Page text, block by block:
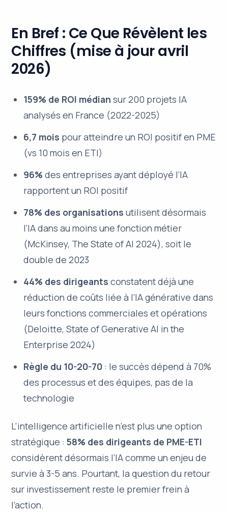
En Bref : Ce Que Révèlent les
Chiffres (mise à jour avril
2026)
159% de ROI médian sur 200 projets IA
analysés en France (2022-2025)
6,7 mois pour atteindre un ROI positif en PME
(vs 10 mois en ETI)
96% des entreprises ayant déployé l’IA
rapportent un ROI positif
78% des organisations utilisent désormais
l’IA dans au moins une fonction métier
(McKinsey, The State of AI 2024), soit le
double de 2023
44% des dirigeants constatent déjà une
réduction de coûts liée à l’IA générative dans
leurs fonctions commerciales et opérations
(Deloitte,State of Generative AI in the
Enterprise 2024)
Règle du 10-20-70 : le succès dépend à 70%
des processus et des équipes, pas de la
technologie
L’intelligence artificielle n’est plus une option
stratégique :58% des dirigeants de PME-ETI
considèrent désormais l’IA comme un enjeu de
survie à 3-5 ans. Pourtant, la question du retour
sur investissement reste le premier frein à
l’action.